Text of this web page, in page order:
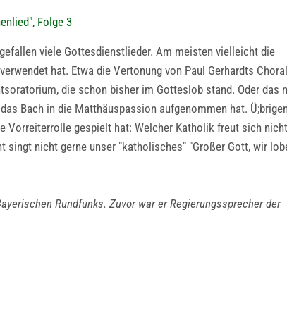
Folge 3
viele Gottesdienstlieder. Am meisten vielleicht die
hat. Etwa die Vertonung von Paul Gerhardts Choral
die schon bisher im Gotteslob stand. Oder das
Bach in die Matthäuspassion aufgenommen hat.
Vorreiterrolle gespielt hat: Welcher Katholik freut sich
singt nicht gerne unser "katholisches" "Großer Gott, wir
Rundfunks. Zuvor war er Regierungssprecher der